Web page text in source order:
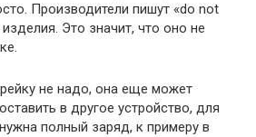
Производители пишут «do not
Это значит, что оно не
не надо, она еще может
в другое устройство, для
полный заряд, к примеру в